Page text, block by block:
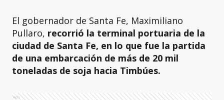
El gobernador de Santa Fe, Maximiliano
Pullaro, recorrió la terminal portuaria de la
ciudad de Santa Fe, en lo que fue la partida
de una embarcación de más de 20 mil
toneladas de soja hacia Timbúes.
Ads